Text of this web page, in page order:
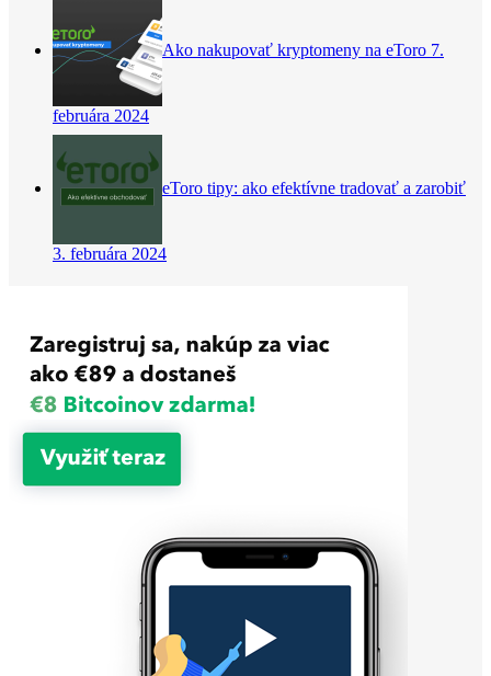
Ako nakupovať kryptomeny na eToro 7.
februára 2024
eToro tipy: ako efektívne tradovať a zarobiť
3. februára 2024